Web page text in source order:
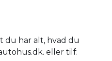
du har alt, hvad du
eller tilf: